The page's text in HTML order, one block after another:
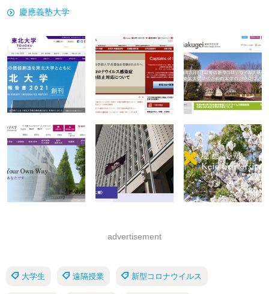
慶應義塾大学
advertisement
大学生 遠隔授業 新型コロナウイルス